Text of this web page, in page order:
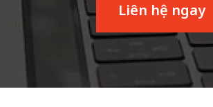
Liên hệ ngay